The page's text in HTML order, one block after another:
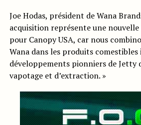
Joe Hodas, président de Wana
acquisition représente une
pour Canopy USA, car nous
Wana dans les produits
développements pionniers de Jetty
vapotage et d’extraction. »